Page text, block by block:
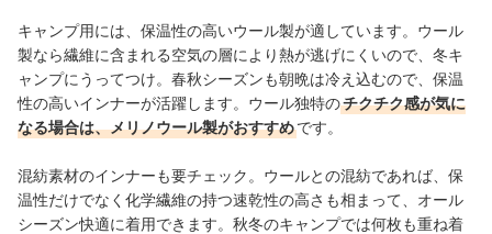
キャンプ用には、保温性の高いウール製が適しています。ウール
製なら繊維に含まれる空気の層により熱が逃げにくいので、冬キ
ャンプにうってつけ。 春秋シーズンも朝晩は冷え込むので、保温
性の高いインナーが活躍します。 ウール独特のチクチク感が気に
なる場合は、メリノウール製がおすすめです。
混紡素材のインナーも要チェック。ウールとの混紡であれば、保
温性だけでなく化学繊維の持つ速乾性の高さも相まって、オール
シーズン快適に着用できます。秋冬のキャンプでは何枚も重ね着